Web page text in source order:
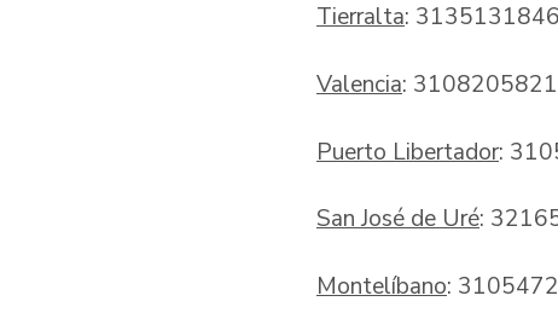
Tierralta:
Valencia:
Puerto Libertador:
San José de Uré:
Montelíbano: